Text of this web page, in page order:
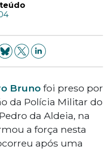
Bruno foi preso por
da Polícia Militar do
da Aldeia, na
a força nesta
após uma